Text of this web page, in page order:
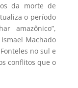
da morte de
o período
amazônico”,
Machado
no sul e
conflitos que o